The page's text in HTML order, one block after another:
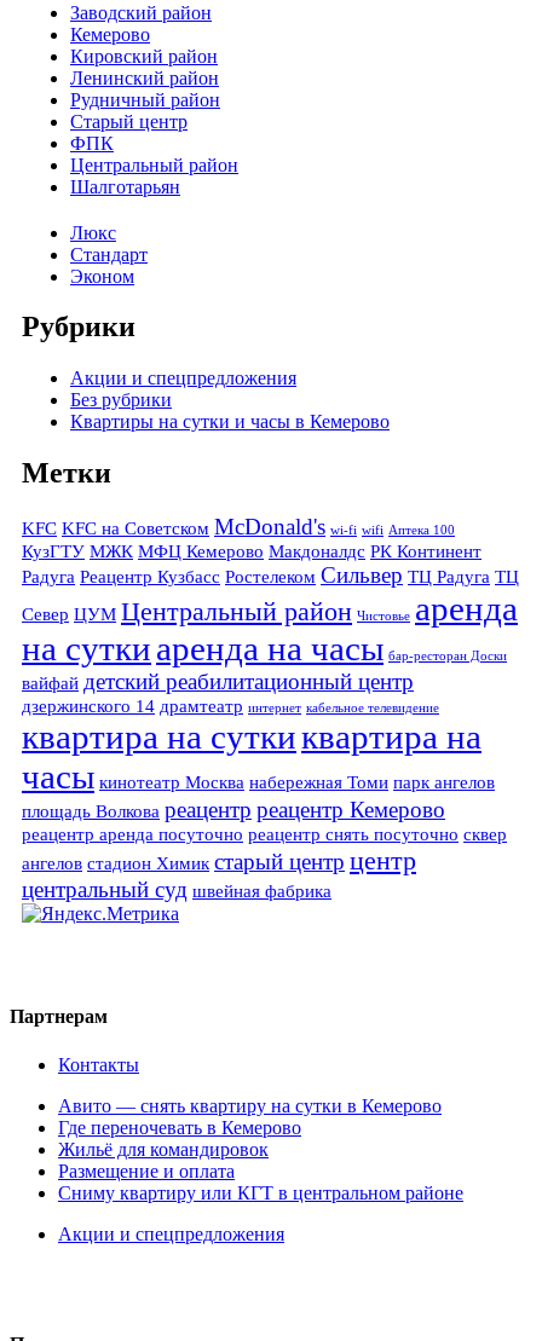
Заводский район
Кемерово
Кировский район
Ленинский район
Рудничный район
Старый центр
ФПК
Центральный район
Шалготарьян
Люкс
Стандарт
Эконом
Рубрики
Акции и спецпредложения
Без рубрики
Квартиры на сутки и часы в Кемерово
Метки
KFC KFC на Советском McDonald's wi-fi wifi Аптека 100
КузГТУ МЖК МФЦ Кемерово Макдоналдс РК Континент
Радуга Реацентр Кузбасс Ростелеком Сильвер ТЦ Радуга ТЦ
Север ЦУМ Центральный район Чистовье аренда
на суткиаренда на часы бар-ресторан Доски
вайфай детский реабилитационный центр
дзержинского 14 драмтеатр интернет кабельное телевидение
квартира на суткиквартира на
часы кинотеатр Москва набережная Томи парк ангелов
площадь Волкова реацентр реацентр Кемерово
реацентр аренда посуточно реацентр снять посуточно сквер
ангелов стадион Химик старый центр центр
центральный суд швейная фабрика
Партнерам
Контакты
Авито — снять квартиру на сутки в Кемерово
Где переночевать в Кемерово
Жильё для командировок
Размещение и оплата
Сниму квартиру или КГТ в центральном районе
Акции и спецпредложения